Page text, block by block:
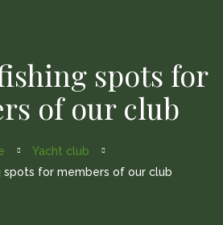
spots for
of our club
Yacht club
spots for members of our club